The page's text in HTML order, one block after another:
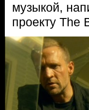
музыкой,
проекту The